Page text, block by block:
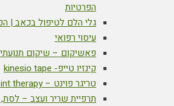
הפרטיות
גלי הלם לטיפול בכאב |
עיסוי רפואי
פאשיקום – שיקום תנועתי
קינזיו טייפ- kinesio tape
טריגר פוינט – trigger point therapy
תרפיית שריר ועצב – לסת,